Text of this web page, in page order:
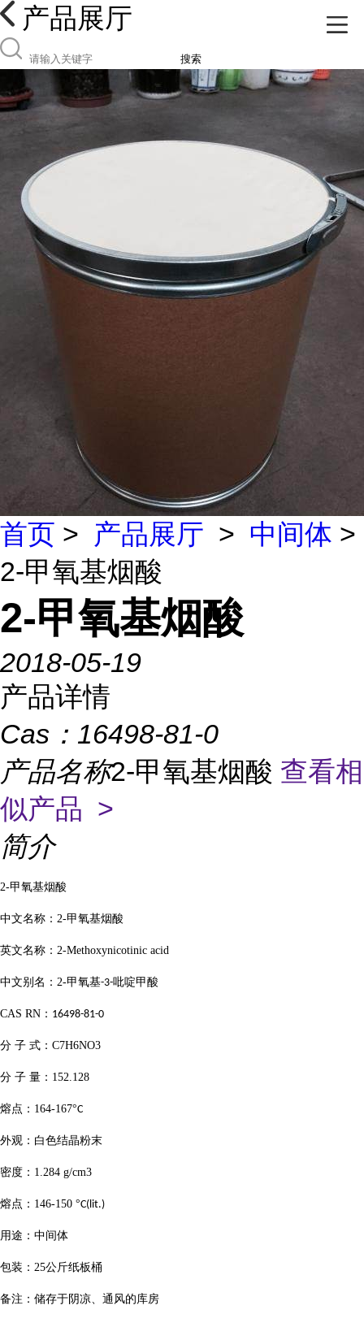
产品展厅
搜索
首页 > 产品展厅 > 中间体 >
2-甲氧基烟酸
2-甲氧基烟酸
2018-05-19
产品详情
Cas： 16498-81-0
产品名称2-甲氧基烟酸 查看相
似产品 >
简介
2-甲氧基烟酸
中文名称： 2-甲氧基烟酸
英文名称： 2-Methoxynicotinic acid
中文别名： 2-甲氧基-3-吡啶甲酸
CAS RN ： 16498-81-0
分 子 式： C7H6NO3
分 子 量： 152.128
熔点： 164-167°C
外观：白色结晶粉末
密度： 1.284 g/cm3
熔点： 146-150 °C(lit.)
用途：中间体
包装： 25公斤纸板桶
备注：储存于阴凉、通风的库房